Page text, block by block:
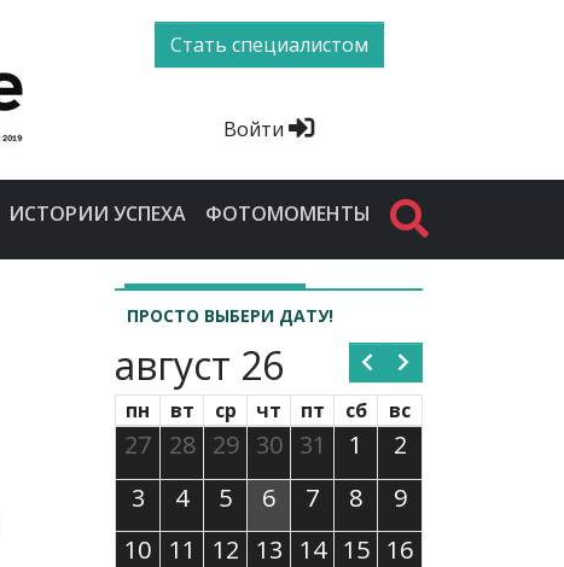
Стать специалистом
Войти
ИСТОРИИ УСПЕХА ФОТОМОМЕНТЫ
ПРОСТО ВЫБЕРИ ДАТУ!
август 26
пн вт ср чт пт сб вс
27 28 29 30 31 1
2
3
4 5 6 7 8
9
10 11 12 13 14 15 16